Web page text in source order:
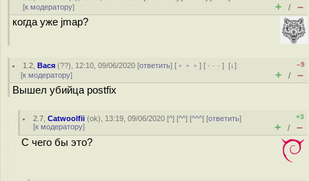
[к модератору] + / –
когда уже jmap?
1.2 ,Вася (??), 12:10, 09/06/2020 [ответить] [ ﹢﹢﹢] [ · · ·][↓]
[к модератору]
–9
+ / –
Вышел убийца postfix
2.7 ,Catwoolfii (ok), 13:19, 09/06/2020 [^] [^^] [^^^] [ответить]
[к модератору]
+3
+ / –
С чего бы это?